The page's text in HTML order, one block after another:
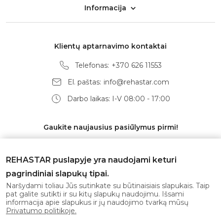
Informacija
Klientų aptarnavimo kontaktai
Telefonas: +370 626 11553
El. paštas: info@rehastar.com
Darbo laikas: I-V 08:00 - 17:00
Gaukite naujausius pasiūlymus pirmi!
Prenumeruoti
Sutinku su privatumo politika
REHASTAR puslapyje yra naudojami keturi
pagrindiniai slapukų tipai.
Naršydami toliau Jūs sutinkate su būtinaisiais slapukais. Taip
pat galite sutikti ir su kitų slapukų naudojimu. Išsami
informacija apie slapukus ir jų naudojimo tvarką mūsų
Privatumo politikoje.